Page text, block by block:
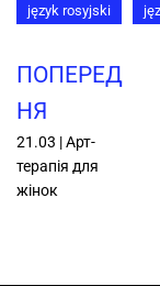
język rosyjski
ПОПЕРЕД
НЯ
21.03 | Арт-
терапія для
жінок